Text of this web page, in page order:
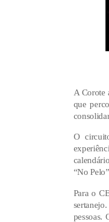
A Corote
que
O
“No
Para o
pessoas.